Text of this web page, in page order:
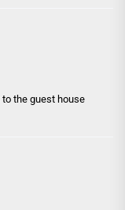
the guest house